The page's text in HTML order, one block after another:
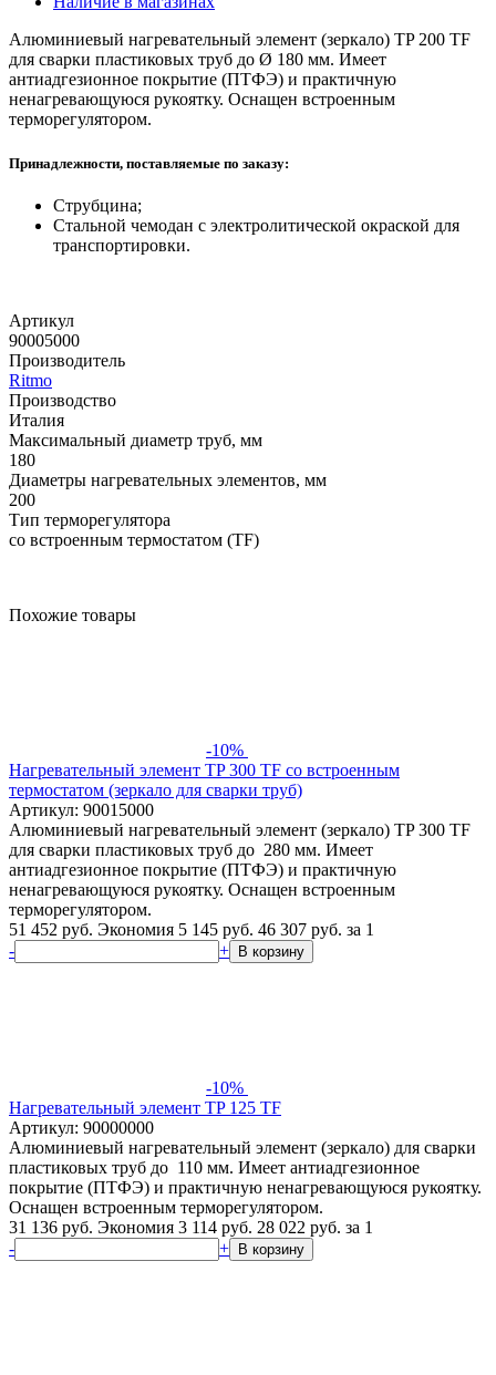
Алюминиевый нагревательный элемент (зеркало) TP 200 TF
для сварки пластиковых труб до Ø 180 мм. Имеет
антиадгезионное покрытие (ПТФЭ) и практичную
ненагревающуюся рукоятку. Оснащен встроенным
терморегулятором.
Принадлежности, поставляемые по заказу:
Струбцина;
Стальной чемодан с электролитической окраской для
транспортировки.
Артикул
90005000
Производитель
Ritmo
Производство
Италия
Максимальный диаметр труб, мм
180
Диаметры нагревательных элементов, мм
200
Тип терморегулятора
со встроенным термостатом (ТF)
Похожие товары
-10%
Нагревательный элемент TP 300 TF со встроенным
термостатом (зеркало для сварки труб)
Артикул: 90015000
Алюминиевый нагревательный элемент (зеркало) TP 300 TF
для сварки пластиковых труб до 280 мм. Имеет
антиадгезионное покрытие (ПТФЭ) и практичную
ненагревающуюся рукоятку. Оснащен встроенным
терморегулятором.
51 452 руб. Экономия 5 145 руб. 46 307 руб. за 1
-
+ В корзину
-10%
Нагревательный элемент TP 125 TF
Артикул: 90000000
Алюминиевый нагревательный элемент (зеркало) для сварки
пластиковых труб до 110 мм. Имеет антиадгезионное
покрытие (ПТФЭ) и практичную ненагревающуюся рукоятку.
Оснащен встроенным терморегулятором.
31 136 руб. Экономия 3 114 руб. 28 022 руб. за 1
-
+ В корзину